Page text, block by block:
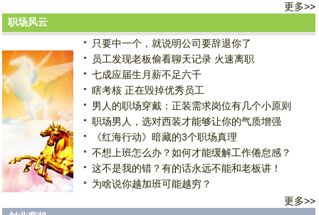
更多>>
职场风云
只要中一个，就说明公司要辞退你了
员工发现老板偷看聊天记录 火速离职
七成应届生月薪不足六千
瞎考核 正在毁掉优秀员工
男人的职场穿戴：正装需求岗位有几个小原则
职场男人，选对西装才能够让你的气质增强
《红海行动》暗藏的3个职场真理
不想上班怎么办？如何才能缓解工作倦怠感？
这不是我的错？有的话永远不能和老板讲！
为啥说你越加班可能越穷？
更多>>